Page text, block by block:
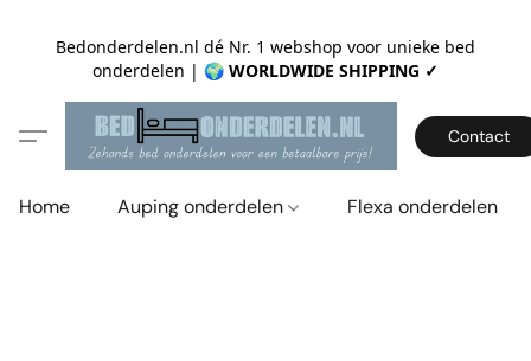
Bedonderdelen.nl dé Nr. 1 webshop voor unieke bed
onderdelen | 🌍 WORLDWIDE SHIPPING ✓
Contact
Home Auping onderdelen Flexa onderdelen